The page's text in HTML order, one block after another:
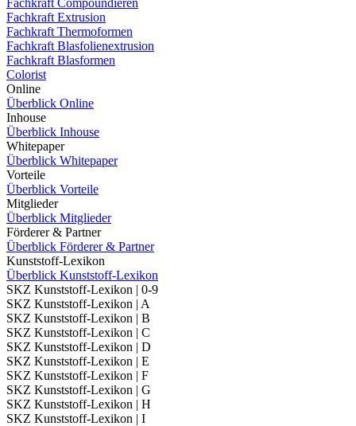
Fachkraft Extrusion
Fachkraft Thermoformen
Fachkraft Blasfolienextrusion
Fachkraft Blasformen
Colorist
Online
Überblick Online
Inhouse
Überblick Inhouse
Whitepaper
Überblick Whitepaper
Vorteile
Überblick Vorteile
Mitglieder
Überblick Mitglieder
Förderer & Partner
Überblick Förderer & Partner
Kunststoff-Lexikon
Überblick Kunststoff-Lexikon
SKZ Kunststoff-Lexikon | 0-9
SKZ Kunststoff-Lexikon | A
SKZ Kunststoff-Lexikon | B
SKZ Kunststoff-Lexikon | C
SKZ Kunststoff-Lexikon | D
SKZ Kunststoff-Lexikon | E
SKZ Kunststoff-Lexikon | F
SKZ Kunststoff-Lexikon | G
SKZ Kunststoff-Lexikon | H
SKZ Kunststoff-Lexikon | I